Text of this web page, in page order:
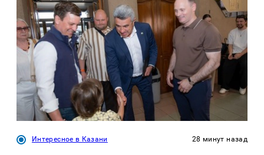
Интересное в Казани 28 минут назад